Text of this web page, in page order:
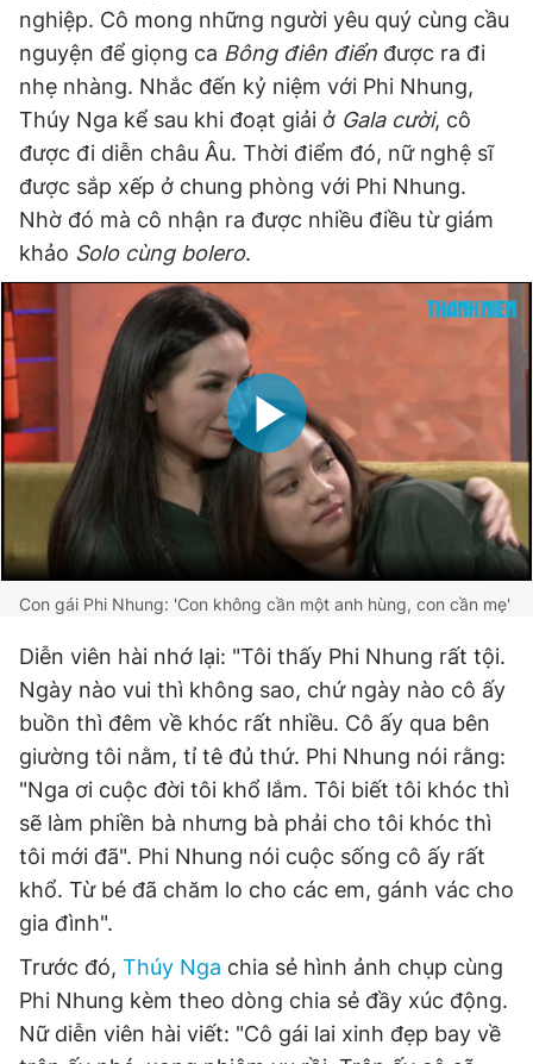
nghiệp. Cô mong những người yêu quý cùng cầu
nguyện để giọng ca Bông điên điển được ra đi
nhẹ nhàng. Nhắc đến kỷ niệm với Phi Nhung,
Thúy Nga kể sau khi đoạt giải ở Gala cười, cô
được đi diễn châu Âu. Thời điểm đó, nữ nghệ sĩ
được sắp xếp ở chung phòng với Phi Nhung.
Nhờ đó mà cô nhận ra được nhiều điều từ giám
khảo Solo cùng bolero.
Con gái Phi Nhung: 'Con không cần một anh hùng, con cần mẹ'
Diễn viên hài nhớ lại: "Tôi thấy Phi Nhung rất tội.
Ngày nào vui thì không sao, chứ ngày nào cô ấy
buồn thì đêm về khóc rất nhiều. Cô ấy qua bên
giường tôi nằm, tỉ tê đủ thứ. Phi Nhung nói rằng:
"Nga ơi cuộc đời tôi khổ lắm. Tôi biết tôi khóc thì
sẽ làm phiền bà nhưng bà phải cho tôi khóc thì
tôi mới đã". Phi Nhung nói cuộc sống cô ấy rất
khổ. Từ bé đã chăm lo cho các em, gánh vác cho
gia đình".
Trước đó, Thúy Nga chia sẻ hình ảnh chụp cùng
Phi Nhung kèm theo dòng chia sẻ đầy xúc động.
Nữ diễn viên hài viết: "Cô gái lai xinh đẹp bay về